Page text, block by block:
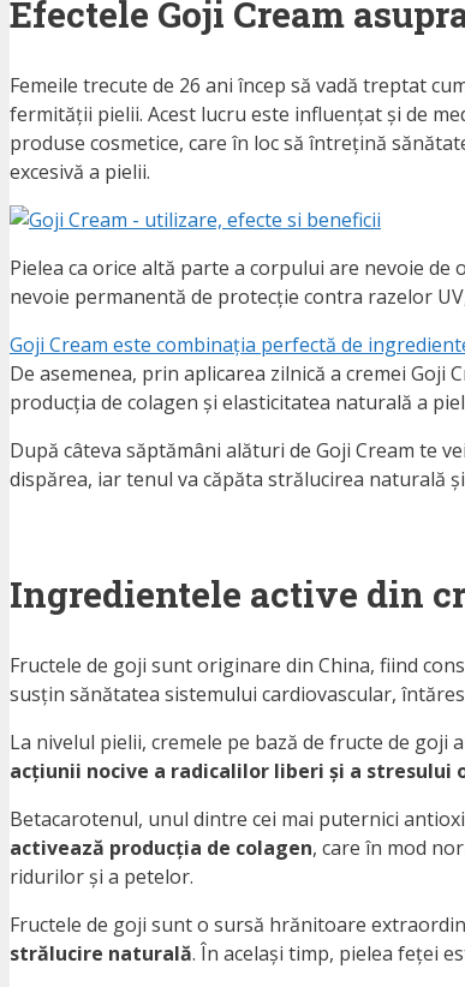
Efectele Goji Cream
Femeile trecute de 26 ani încep să vadă treptat
fermității pielii. Acest lucru este influențat și de
produse cosmetice, care în loc să întrețină
excesivă a pielii.
Pielea ca orice altă parte a corpului are nevoie
nevoie permanentă de protecție contra razelor
Goji Cream este combinația perfectă de
De asemenea, prin aplicarea zilnică a cremei
producția de colagen și elasticitatea naturală a
După câteva săptămâni alături de Goji Cream te
dispărea, iar tenul va căpăta strălucirea naturală
Ingredientele active din
Fructele de goji sunt originare din China, fiind
susțin sănătatea sistemului cardiovascular,
La nivelul pielii, cremele pe bază de fructe de goji
acțiunii nocive a radicalilor liberi și a stresului
Betacarotenul, unul dintre cei mai puternici
activează producția de colagen, care în mod
ridurilor și a petelor.
Fructele de goji sunt o sursă hrănitoare
strălucire naturală. În același timp, pielea feței